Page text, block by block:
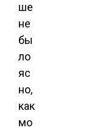
ше
не
бы
ло
яс
но,
как
мо